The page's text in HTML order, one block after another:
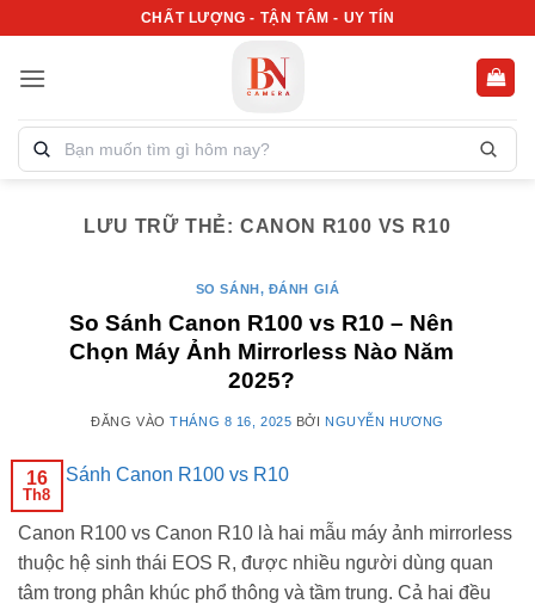
nội
CHẤT LƯỢNG - TẬN TÂM - UY TÍN
Tìm
kiếm
phẩm:
LƯU TRỮ THẺ: CANON R100 VS R10
SO SÁNH, ĐÁNH GIÁ
So Sánh Canon R100 vs R10 – Nên
Chọn Máy Ảnh Mirrorless Nào Năm
2025?
ĐĂNG VÀOTHÁNG 8 16, 2025 BỞI NGUYỄN HƯƠNG
16
Th8
Canon R100 vs Canon R10 là hai mẫu máy ảnh mirrorless
thuộc hệ sinh thái EOS R, được nhiều người dùng quan
tâm trong phân khúc phổ thông và tầm trung. Cả hai đều